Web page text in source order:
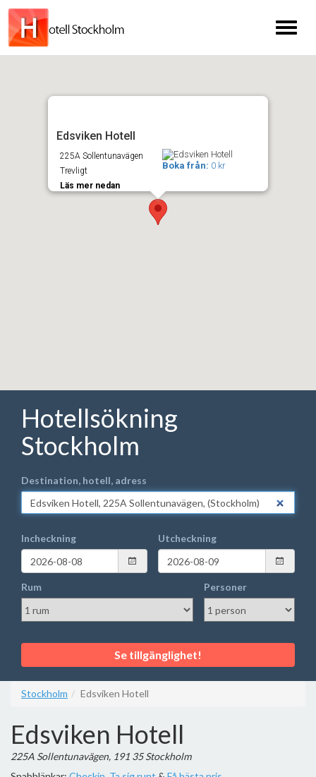
Toggle
Edsviken Hotell
225A Sollentunavägen
Trevligt
Läs mer nedan
Boka från: 0 kr
Hotellsökning
Stockholm
Destination, hotell, adress
Incheckning Utcheckning
Rum Personer
Se tillgänglighet!
Stockholm Edsviken Hotell
Edsviken Hotell
225A Sollentunavägen, 191 35 Stockholm